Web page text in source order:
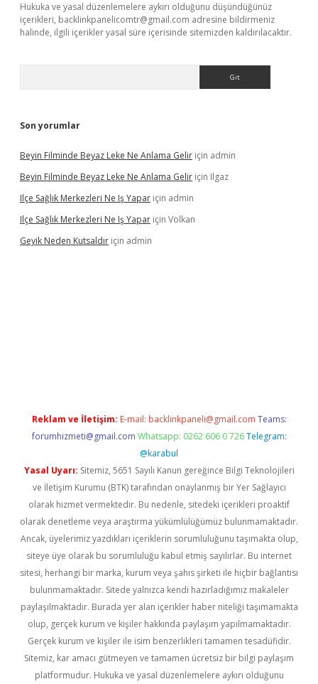
Hukuka ve yasal düzenlemelere aykırı olduğunu düşündüğünüz
içerikleri, backlinkpanelicomtr@gmail.com adresine bildirmeniz
halinde, ilgili içerikler yasal süre içerisinde sitemizden kaldırılacaktır.
Son yorumlar
Beyin Filminde Beyaz Leke Ne Anlama Gelir için admin
Beyin Filminde Beyaz Leke Ne Anlama Gelir için Ilgaz
Ilçe Sağlık Merkezleri Ne Iş Yapar için admin
Ilçe Sağlık Merkezleri Ne Iş Yapar için Volkan
Geyik Neden Kutsaldır için admin
Reklam ve İletişim: E-mail: backlinkpaneli@gmail.com Teams:
forumhizmeti@gmail.com Whatsapp: 0262 606 0 726 Telegram:
@karabul
Yasal Uyarı: Sitemiz, 5651 Sayılı Kanun gereğince Bilgi Teknolojileri
ve İletişim Kurumu (BTK) tarafından onaylanmış bir Yer Sağlayıcı
olarak hizmet vermektedir. Bu nedenle, sitedeki içerikleri proaktif
olarak denetleme veya araştırma yükümlülüğümüz bulunmamaktadır.
Ancak, üyelerimiz yazdıkları içeriklerin sorumluluğunu taşımakta olup,
siteye üye olarak bu sorumluluğu kabul etmiş sayılırlar. Bu internet
sitesi, herhangi bir marka, kurum veya şahıs şirketi ile hiçbir bağlantısı
bulunmamaktadır. Sitede yalnızca kendi hazırladığımız makaleler
paylaşılmaktadır. Burada yer alan içerikler haber niteliği taşımamakta
olup, gerçek kurum ve kişiler hakkında paylaşım yapılmamaktadır.
Gerçek kurum ve kişiler ile isim benzerlikleri tamamen tesadüfidir.
Sitemiz, kar amacı gütmeyen ve tamamen ücretsiz bir bilgi paylaşım
platformudur. Hukuka ve yasal düzenlemelere aykırı olduğunu